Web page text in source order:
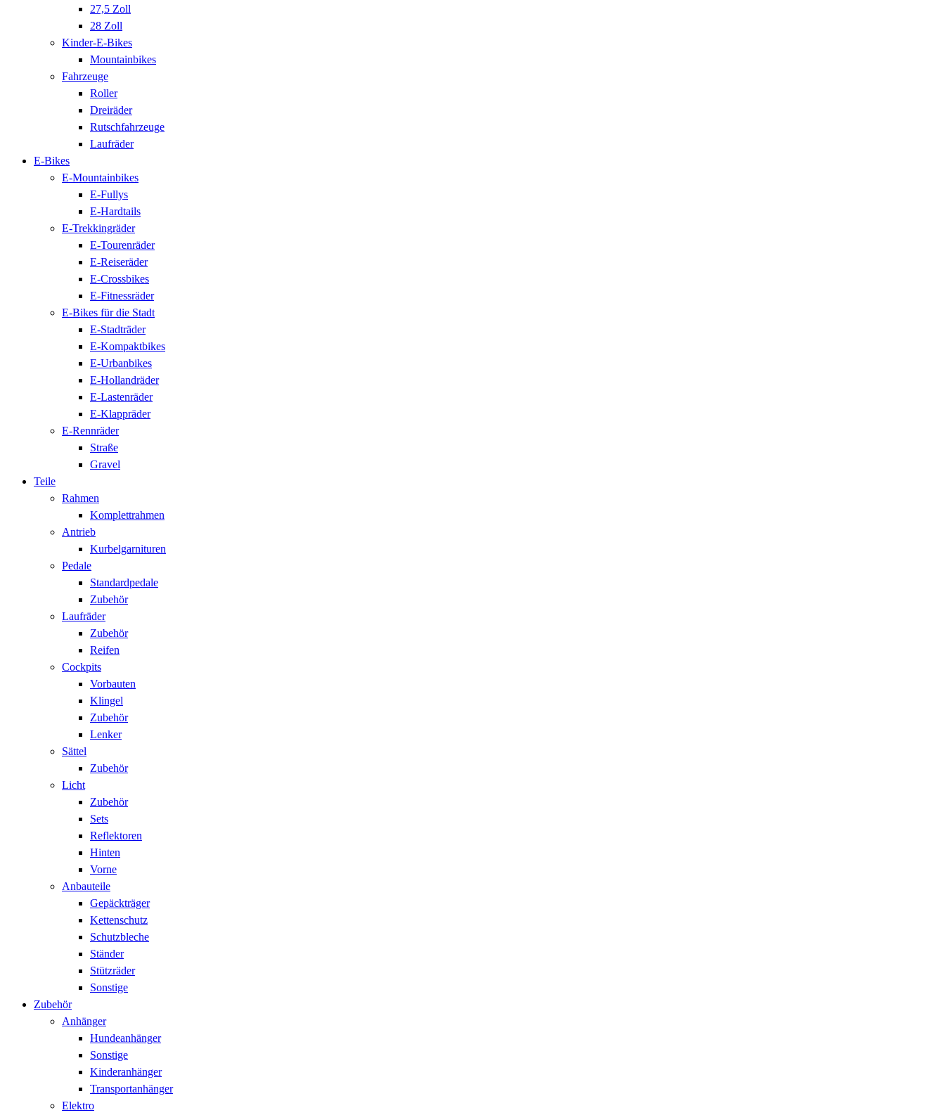
27,5 Zoll
28 Zoll
Kinder-E-Bikes
Mountainbikes
Fahrzeuge
Roller
Dreiräder
Rutschfahrzeuge
Laufräder
E-Bikes
E-Mountainbikes
E-Fullys
E-Hardtails
E-Trekkingräder
E-Tourenräder
E-Reiseräder
E-Crossbikes
E-Fitnessräder
E-Bikes für die Stadt
E-Stadträder
E-Kompaktbikes
E-Urbanbikes
E-Hollandräder
E-Lastenräder
E-Klappräder
E-Rennräder
Straße
Gravel
Teile
Rahmen
Komplettrahmen
Antrieb
Kurbelgarnituren
Pedale
Standardpedale
Zubehör
Laufräder
Zubehör
Reifen
Cockpits
Vorbauten
Klingel
Zubehör
Lenker
Sättel
Zubehör
Licht
Zubehör
Sets
Reflektoren
Hinten
Vorne
Anbauteile
Gepäckträger
Kettenschutz
Schutzbleche
Ständer
Stützräder
Sonstige
Zubehör
Anhänger
Hundeanhänger
Sonstige
Kinderanhänger
Transportanhänger
Elektro